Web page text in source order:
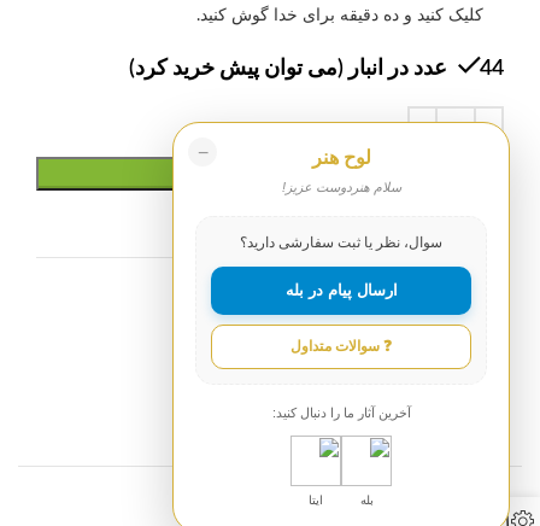
کلیک کنید و ده دقیقه برای خدا گوش کنید.
44 عدد در انبار (می توان پیش خرید کرد)
افزودن به سبد خرید
شناسه محصول:238
دسته:
برچسب: خالصانه, خدا, رضای خدا
− لوح هنر
سلام هنردوست عزیز!
سوال، نظر یا ثبت سفارشی دارید؟
ارسال پیام در بله
❓ سوالات متداول
آخرین آثار ما را دنبال کنید:
بله ایتا